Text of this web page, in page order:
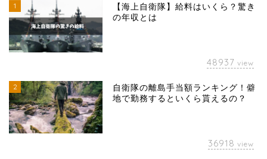
1
【海上自衛隊】給料はいくら？驚き
の年収とは
48937 view
2
自衛隊の離島手当額ランキング！僻
地で勤務するといくら貰えるの？
36918 view